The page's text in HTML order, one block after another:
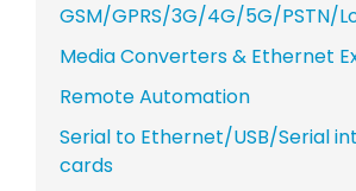
GSM/GPRS/3G/4G/5G/PSTN/
Media Converters & Ethernet
Remote Automation
Serial to Ethernet/USB/Serial
cards